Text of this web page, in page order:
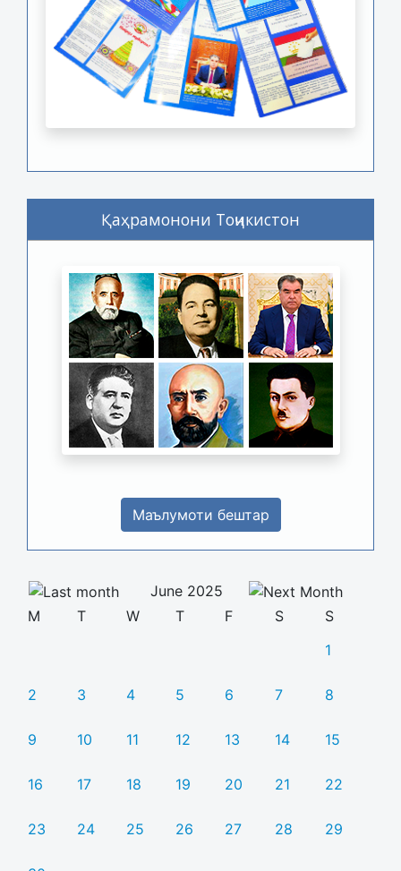
Қаҳрамонони Тоҷикистон
Маълумоти бештар
June 2025
M
T W T F S
S
1
2 3 4 5 6 7 8
9 10 11 12 13 14 15
16 17 18 19 20 21 22
23 24 25 26 27 28 29